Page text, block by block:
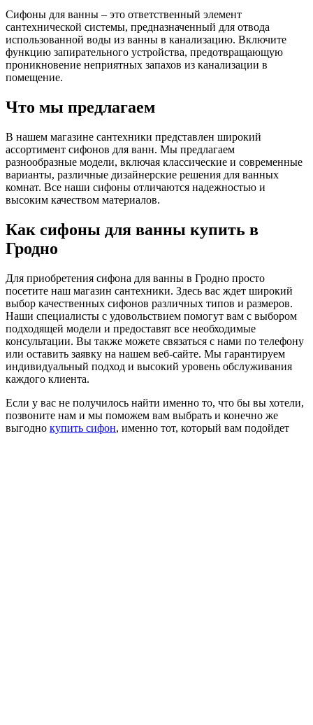
Сифоны для ванны – это ответственный элемент
сантехнической системы, предназначенный для отвода
использованной воды из ванны в канализацию. Включите
функцию запирательного устройства, предотвращающую
проникновение неприятных запахов из канализации в
помещение.
Что мы предлагаем
В нашем магазине сантехники представлен широкий
ассортимент сифонов для ванн. Мы предлагаем
разнообразные модели, включая классические и современные
варианты, различные дизайнерские решения для ванных
комнат. Все наши сифоны отличаются надежностью и
высоким качеством материалов.
Как сифоны для ванны купить в
Гродно
Для приобретения сифона для ванны в Гродно просто
посетите наш магазин сантехники. Здесь вас ждет широкий
выбор качественных сифонов различных типов и размеров.
Наши специалисты с удовольствием помогут вам с выбором
подходящей модели и предоставят все необходимые
консультации. Вы также можете связаться с нами по телефону
или оставить заявку на нашем веб-сайте. Мы гарантируем
индивидуальный подход и высокий уровень обслуживания
каждого клиента.
Если у вас не получилось найти именно то, что бы вы хотели,
позвоните нам и мы поможем вам выбрать и конечно же
выгодно купить сифон, именно тот, который вам подойдет